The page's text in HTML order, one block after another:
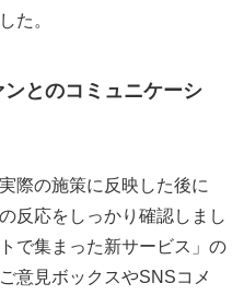
た。
とのコミュニケーシ
際の施策に反映した後に
反応をしっかり確認しまし
で集まった新サービス」の
意見ボックスやSNSコメ